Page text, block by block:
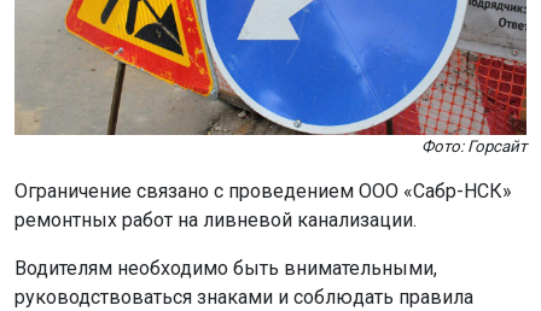
Фото: Горсайт
Ограничение связано с проведением ООО «Сабр-НСК»
ремонтных работ на ливневой канализации.
Водителям необходимо быть внимательными,
руководствоваться знаками и соблюдать правила